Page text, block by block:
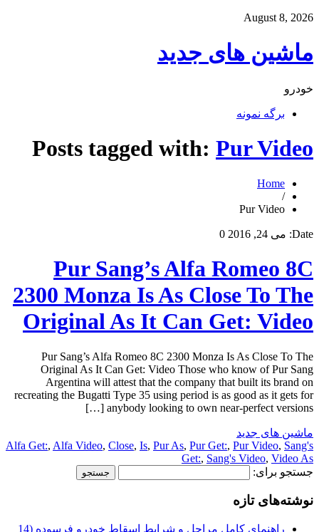
August 8, 2026
ماشین های جدید
خودرو
برگه نمونه
Posts tagged with: Pur Video
Home
/
Pur Video
Date: می 24, 2016 0
Pur Sang’s Alfa Romeo 8C
2300 Monza Is As Close To The
Original As It Can Get: Video
Pur Sang’s Alfa Romeo 8C 2300 Monza Is As Close To The
Original As It Can Get: Video Those who know of Pur Sang
Argentina will attest that the company that built its brand on
recreating the Bugatti Type 35 using period is as good as it gets for
anybody looking to own near-perfect versions […]
ماشین های جدید
Alfa Get:, Alfa Video, Close, Is, Pur As, Pur Get:, Pur Video, Sang's
Get:, Sang's Video, Video As
جستجو برای:
نوشته‌های تازه
راهنمای کامل مراحل و شرایط اسقاط خودرو فرسوده (14